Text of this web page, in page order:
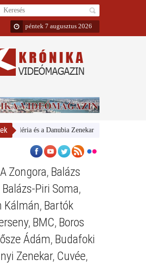
péntek 7 augusztus 2026
és a Danubia Zenekar
A Zongora, Balázs
Balázs-Piri Soma,
Kálmán, Bartók
, BMC, Boros
Ádám, Budafoki
Zenekar, Cuvée,